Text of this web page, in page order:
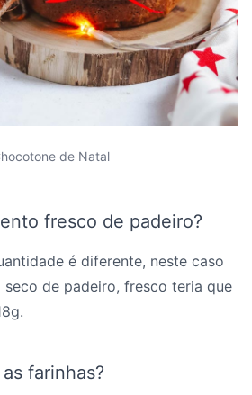
de Natal
fresco de padeiro?
é diferente, neste caso
de padeiro, fresco teria que
farinhas?